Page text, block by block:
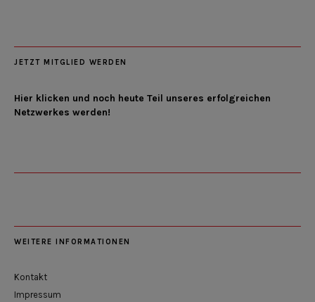
JETZT MITGLIED WERDEN
Hier klicken und noch heute Teil unseres erfolgreichen
Netzwerkes werden!
WEITERE INFORMATIONEN
Kontakt
Impressum